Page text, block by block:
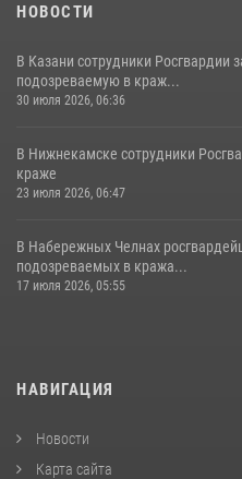
НОВОСТИ
В Казани сотрудники Росгвардии
подозреваемую в краж...
30 июля 2026, 06:36
В Нижнекамске сотрудники
краже
23 июля 2026, 06:47
В Набережных Челнах
подозреваемых в кража...
17 июля 2026, 05:55
НАВИГАЦИЯ
Новости
Карта сайта